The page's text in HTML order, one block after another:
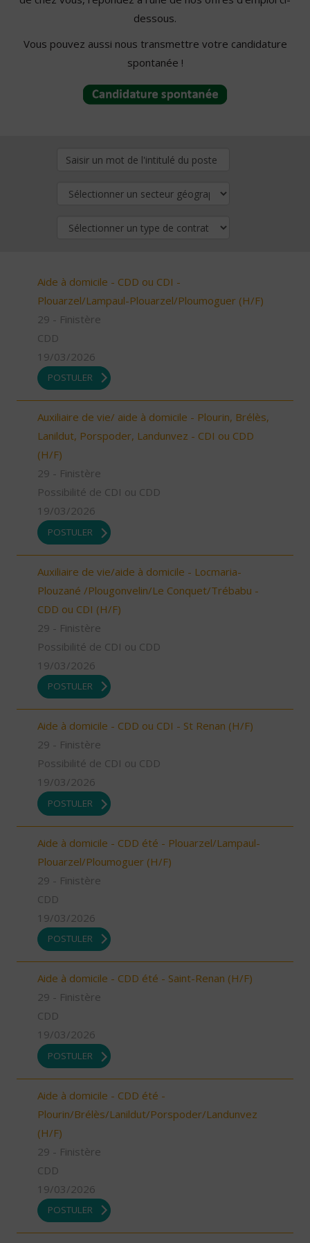
dessous.
Vous pouvez aussi nous transmettre votre candidature
spontanée !
Aide à domicile - CDD ou CDI -
Plouarzel/Lampaul-Plouarzel/Ploumoguer (H/F)
29 - Finistère
CDD
19/03/2026
POSTULER
Auxiliaire de vie/ aide à domicile - Plourin, Brélès,
Lanildut, Porspoder, Landunvez - CDI ou CDD
(H/F)
29 - Finistère
Possibilité de CDI ou CDD
19/03/2026
POSTULER
Auxiliaire de vie/aide à domicile - Locmaria-
Plouzané /Plougonvelin/Le Conquet/Trébabu -
CDD ou CDI (H/F)
29 - Finistère
Possibilité de CDI ou CDD
19/03/2026
POSTULER
Aide à domicile - CDD ou CDI - St Renan (H/F)
29 - Finistère
Possibilité de CDI ou CDD
19/03/2026
POSTULER
Aide à domicile - CDD été - Plouarzel/Lampaul-
Plouarzel/Ploumoguer (H/F)
29 - Finistère
CDD
19/03/2026
POSTULER
Aide à domicile - CDD été - Saint-Renan (H/F)
29 - Finistère
CDD
19/03/2026
POSTULER
Aide à domicile - CDD été -
Plourin/Brélès/Lanildut/Porspoder/Landunvez
(H/F)
29 - Finistère
CDD
19/03/2026
POSTULER